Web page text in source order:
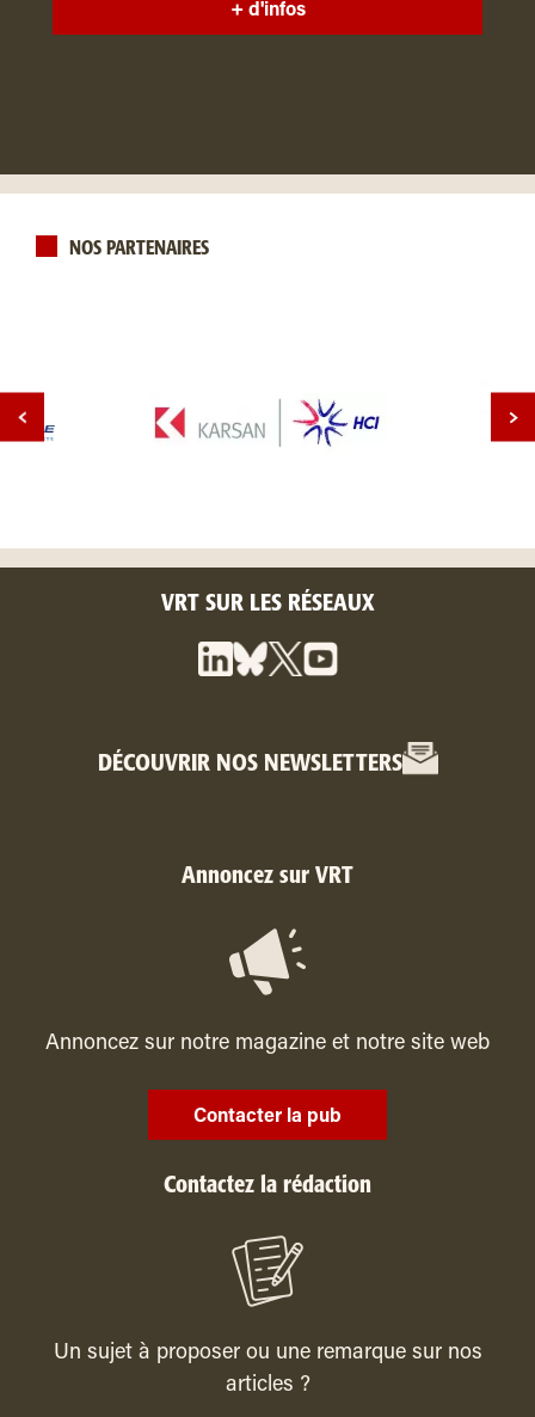
+ d'infos
NOS PARTENAIRES
VRT SUR LES RÉSEAUX
DÉCOUVRIR NOS NEWSLETTERS
Annoncez sur VRT
Annoncez sur notre magazine et notre site web
Contacter la pub
Contactez la rédaction
Un sujet à proposer ou une remarque sur nos
articles ?